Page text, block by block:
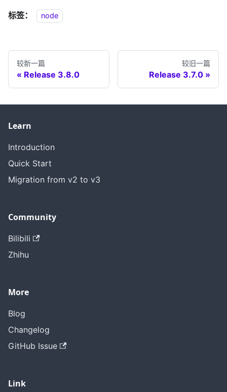
标签： node
较新一篇
Release 3.8.0
较旧一篇
Release 3.7.0
Learn
Introduction
Quick Start
Migration from v2 to v3
Community
Bilibili
Zhihu
More
Blog
Changelog
GitHub Issue
Link